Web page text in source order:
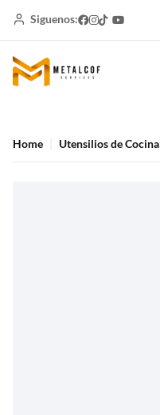
Siguenos:
Home Utensilios de Cocina